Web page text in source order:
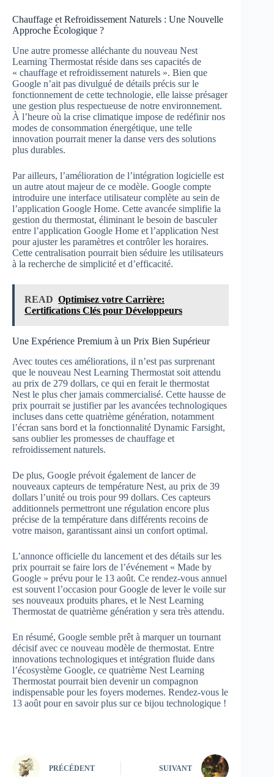
Chauffage et Refroidissement Naturels : Une Nouvelle
Approche Écologique ?
Une autre promesse alléchante du nouveau Nest
Learning Thermostat réside dans ses capacités de
« chauffage et refroidissement naturels ». Bien que
Google n’ait pas divulgué de détails précis sur le
fonctionnement de cette technologie, elle laisse présager
une gestion plus respectueuse de notre environnement.
À l’heure où la crise climatique impose de redéfinir nos
modes de consommation énergétique, une telle
innovation pourrait mener la danse vers des solutions
plus durables.
Par ailleurs, l’amélioration de l’intégration logicielle est
un autre atout majeur de ce modèle. Google compte
introduire une interface utilisateur complète au sein de
l’application Google Home. Cette avancée simplifie la
gestion du thermostat, éliminant le besoin de basculer
entre l’application Google Home et l’application Nest
pour ajuster les paramètres et contrôler les horaires.
Cette centralisation pourrait bien séduire les utilisateurs
à la recherche de simplicité et d’efficacité.
READ Optimisez votre Carrière:
Certifications Clés pour Développeurs
Une Expérience Premium à un Prix Bien Supérieur
Avec toutes ces améliorations, il n’est pas surprenant
que le nouveau Nest Learning Thermostat soit attendu
au prix de 279 dollars, ce qui en ferait le thermostat
Nest le plus cher jamais commercialisé. Cette hausse de
prix pourrait se justifier par les avancées technologiques
incluses dans cette quatrième génération, notamment
l’écran sans bord et la fonctionnalité Dynamic Farsight,
sans oublier les promesses de chauffage et
refroidissement naturels.
De plus, Google prévoit également de lancer de
nouveaux capteurs de température Nest, au prix de 39
dollars l’unité ou trois pour 99 dollars. Ces capteurs
additionnels permettront une régulation encore plus
précise de la température dans différents recoins de
votre maison, garantissant ainsi un confort optimal.
L’annonce officielle du lancement et des détails sur les
prix pourrait se faire lors de l’événement « Made by
Google » prévu pour le 13 août. Ce rendez-vous annuel
est souvent l’occasion pour Google de lever le voile sur
ses nouveaux produits phares, et le Nest Learning
Thermostat de quatrième génération y sera très attendu.
En résumé, Google semble prêt à marquer un tournant
décisif avec ce nouveau modèle de thermostat. Entre
innovations technologiques et intégration fluide dans
l’écosystème Google, ce quatrième Nest Learning
Thermostat pourrait bien devenir un compagnon
indispensable pour les foyers modernes. Rendez-vous le
13 août pour en savoir plus sur ce bijou technologique !
PRÉCÉDENT SUIVANT